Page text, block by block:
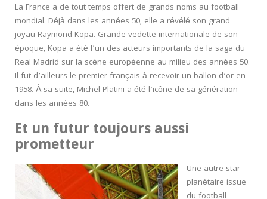
La France a de tout temps offert de grands noms au football
mondial. Déjà dans les années 50, elle a révélé son grand
joyau Raymond Kopa. Grande vedette internationale de son
époque, Kopa a été l’un des acteurs importants de la saga du
Real Madrid sur la scène européenne au milieu des années 50.
Il fut d’ailleurs le premier français à recevoir un ballon d’or en
1958. À sa suite, Michel Platini a été l’icône de sa génération
dans les années 80.
Et un futur toujours aussi
prometteur
Une autre star
planétaire issue
du football